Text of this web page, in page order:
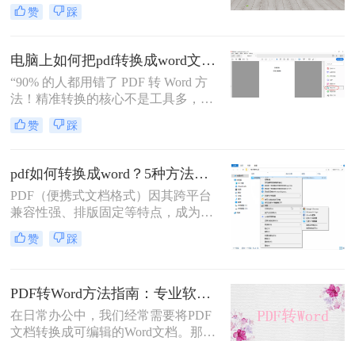
换工具需付费或存在隐私风险，那么
5种完全免费的解决方案。所有方法
均基于官方或开源平台，确保零成
本、无广告、无数据泄露。无需任何
付费，即可实现高质量转换，告别格
式错乱与隐私担忧！
赞 踩
电脑上如何把pdf转换成word文档？这3个高效精准的方法，让你办公效能翻倍！
“90% 的人都用错了 PDF 转 Word 方
法！精准转换的核心不是工具多，而
是选对适配场景”职场中，“PDF 转
Word” 是高频刚需 —— 项目报告需提
论文需调整格式，稍有不慎就会出现
排版错乱、文字丢失、表格变形等问
题。
赞 踩
pdf如何转换成word？5种方法从免费到编程实测对比！
PDF（便携式文档格式）因其跨平台
兼容性强、排版固定等特点，成为文
档共享和存档的首选。但若需编辑内
容或调整格式，需将PDF转换为
户高效完成转换。
赞 踩
PDF转Word方法指南：专业软件、在线工具、Word内置与改后缀名4种方案对比！
在日常办公中，我们经常需要将PDF
文档转换成可编辑的Word文档。那么